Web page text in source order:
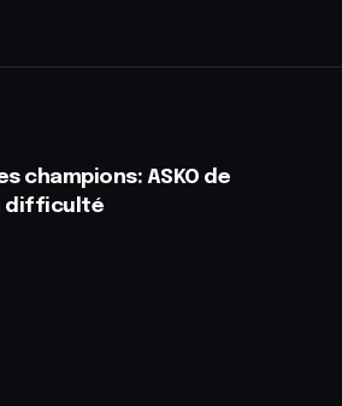
champions: ASKO de
difficulté